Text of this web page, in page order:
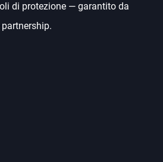
di protezione — garantito da